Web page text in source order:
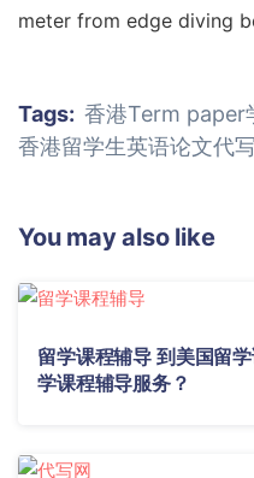
meter from edge diving
Tags: 香港Term paper
香港留学生英语论文代写
You may also like
留学课程辅导 到美国留
学课程辅导服务？